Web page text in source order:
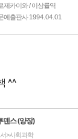
제카이와 / 이상률역
예출판사1994.04.01
^^
덴스 (양장)
>사회과학